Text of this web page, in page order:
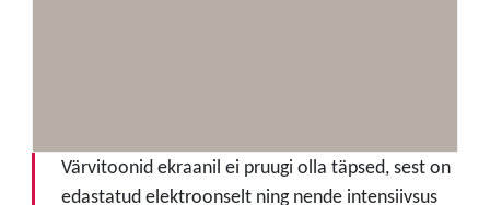
Värvitoonid ekraanil ei pruugi olla täpsed, sest on
edastatud elektroonselt ning nende intensiivsus